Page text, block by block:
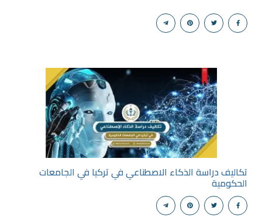
تكاليف دراسة الذكاء الاصطناعي في تركيا في الجامعات
الحكومية